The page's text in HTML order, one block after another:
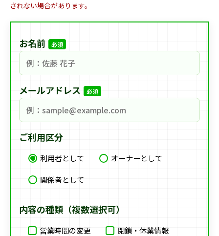
されない場合があります。
お名前 必須
メールアドレス 必須
ご利用区分
利用者として
オーナーとして
関係者として
内容の種類（複数選択可）
営業時間の変更 閉鎖・休業情報